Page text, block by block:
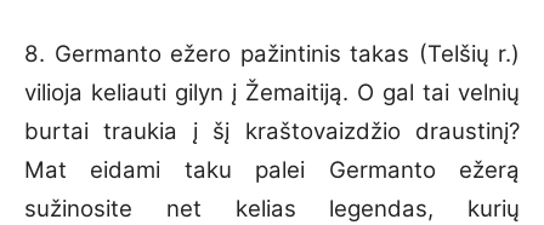
8. Germanto ežero pažintinis takas (Telšių r.)
vilioja keliauti gilyn į Žemaitiją. O gal tai velnių
burtai traukia į šį kraštovaizdžio draustinį?
Mat eidami taku palei Germanto ežerą
sužinosite net kelias legendas, kurių